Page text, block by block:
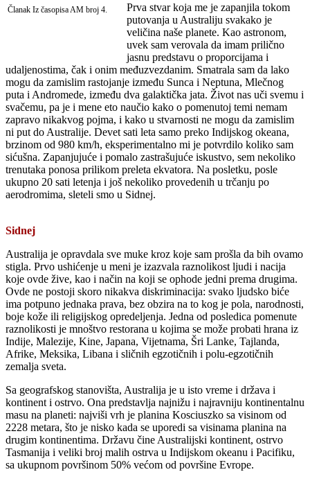
Članak Iz časopisa AM broj 4.
Prva stvar koja me je zapanjila tokom
putovanja u Australiju svakako je
veličina naše planete. Kao astronom,
uvek sam verovala da imam prilično
jasnu predstavu o proporcijama i
udaljenostima, čak i onim međuzvezdanim. Smatrala sam da lako
mogu da zamislim rastojanje između Sunca i Neptuna, Mlečnog
puta i Andromede, između dva galaktička jata. Život nas uči svemu i
svačemu, pa je i mene eto naučio kako o pomenutoj temi nemam
zapravo nikakvog pojma, i kako u stvarnosti ne mogu da zamislim
ni put do Australije. Devet sati leta samo preko Indijskog okeana,
brzinom od 980 km/h, eksperimentalno mi je potvrdilo koliko sam
sićušna. Zapanjujuće i pomalo zastrašujuće iskustvo, sem nekoliko
trenutaka ponosa prilikom preleta ekvatora. Na posletku, posle
ukupno 20 sati letenja i još nekoliko provedenih u trčanju po
aerodromima, sleteli smo u Sidnej.
Sidnej
Australija je opravdala sve muke kroz koje sam prošla da bih ovamo
stigla. Prvo ushićenje u meni je izazvala raznolikost ljudi i nacija
koje ovde žive, kao i način na koji se ophode jedni prema drugima.
Ovde ne postoji skoro nikakva diskriminacija: svako ljudsko biće
ima potpuno jednaka prava, bez obzira na to kog je pola, narodnosti,
boje kože ili religijskog opredeljenja. Jedna od posledica pomenute
raznolikosti je mnoštvo restorana u kojima se može probati hrana iz
Indije, Malezije, Kine, Japana, Vijetnama, Šri Lanke, Tajlanda,
Afrike, Meksika, Libana i sličnih egzotičnih i polu-egzotičnih
zemalja sveta.
Sa geografskog stanovišta, Australija je u isto vreme i država i
kontinent i ostrvo. Ona predstavlja najnižu i najravniju kontinentalnu
masu na planeti: najviši vrh je planina Kosciuszko sa visinom od
2228 metara, što je nisko kada se uporedi sa visinama planina na
drugim kontinentima. Državu čine Australijski kontinent, ostrvo
Tasmanija i veliki broj malih ostrva u Indijskom okeanu i Pacifiku,
sa ukupnom površinom 50% većom od površine Evrope.